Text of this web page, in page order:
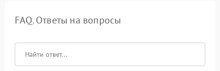
FAQ. Ответы на вопросы